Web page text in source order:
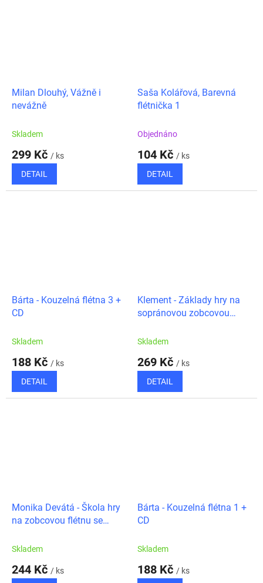
Milan Dlouhý, Vážně i
nevážně
Skladem
299 Kč / ks
DETAIL
Saša Kolářová, Barevná
flétnička 1
Objednáno
104 Kč / ks
DETAIL
Bárta - Kouzelná flétna 3 +
CD
Skladem
188 Kč / ks
DETAIL
Klement - Základy hry na
sopránovou zobcovou
Skladem
269 Kč / ks
DETAIL
Monika Devátá - Škola hry
na zobcovou flétnu se
Skladem
244 Kč / ks
Bárta - Kouzelná flétna 1 +
CD
Skladem
188 Kč / ks